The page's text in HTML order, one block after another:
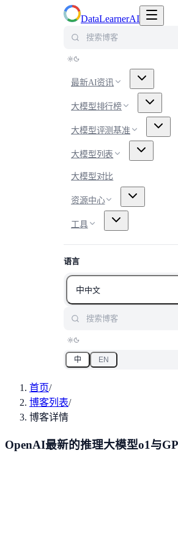
DataLearnerAI
最新AI资讯
大模型排行榜
大模型评测基准
大模型列表
大模型对比
资源中心
工具
语言
中中文
中 EN
首页/
博客列表/
博客详情
OpenAI最新的推理大模型o1与